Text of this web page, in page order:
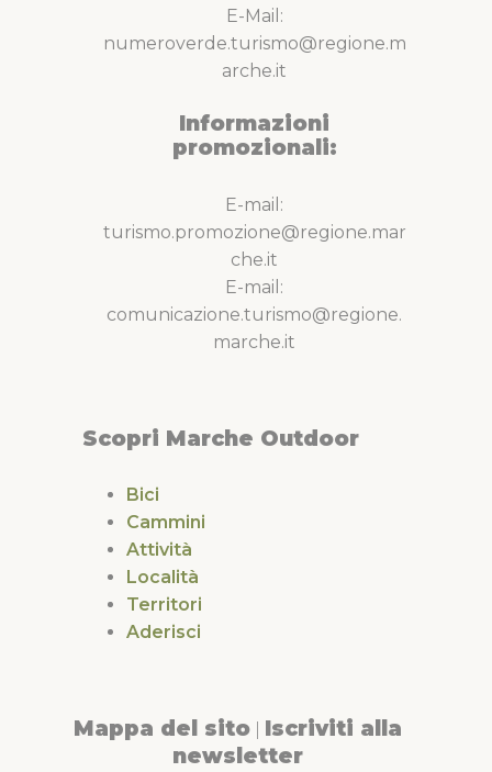
E-Mail:
numeroverde.turismo@regione.m
arche.it
Informazioni
promozionali:
E-mail:
turismo.promozione@regione.mar
che.it
E-mail:
comunicazione.turismo@regione.
marche.it
Scopri Marche Outdoor
Bici
Cammini
Attività
Località
Territori
Aderisci
Mappa del sito Iscriviti alla
newsletter